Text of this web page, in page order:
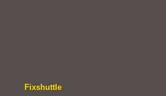
Fixshuttle